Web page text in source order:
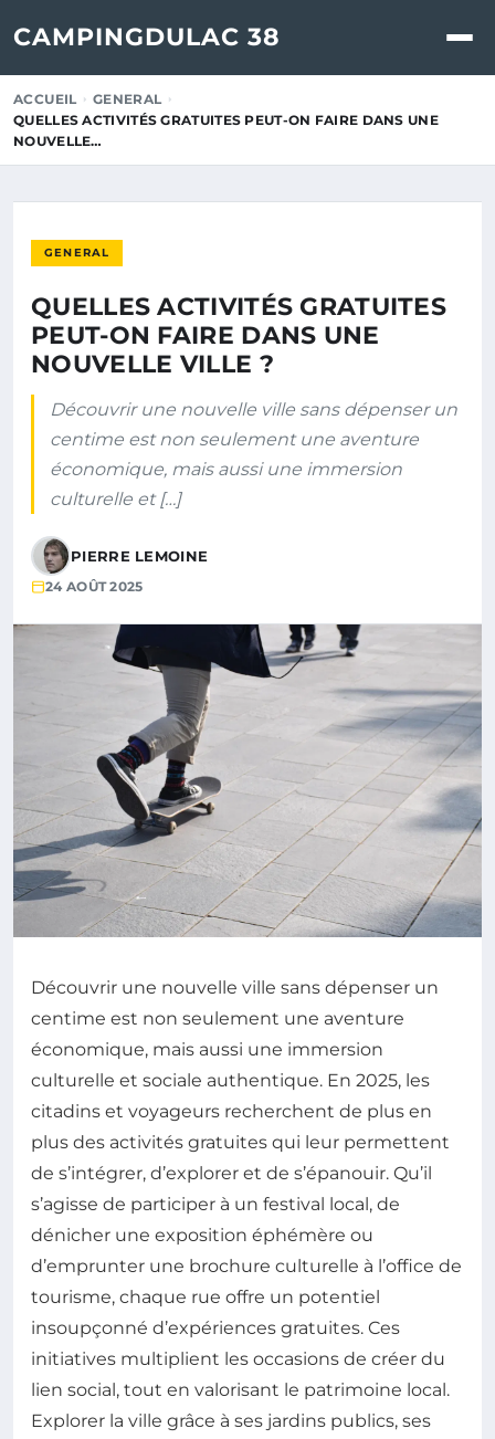
CAMPINGDULAC 38
ACCUEIL
GENERAL
QUELLES ACTIVITÉS GRATUITES PEUT-ON FAIRE DANS UNE
NOUVELLE…
GENERAL
QUELLES ACTIVITÉS GRATUITES
PEUT-ON FAIRE DANS UNE
NOUVELLE VILLE ?
Découvrir une nouvelle ville sans dépenser un
centime est non seulement une aventure
économique, mais aussi une immersion
culturelle et […]
PIERRE LEMOINE
24 AOÛT 2025
Découvrir une nouvelle ville sans dépenser un
centime est non seulement une aventure
économique, mais aussi une immersion
culturelle et sociale authentique. En 2025, les
citadins et voyageurs recherchent de plus en
plus des activités gratuites qui leur permettent
de s’intégrer, d’explorer et de s’épanouir. Qu’il
s’agisse de participer à un festival local, de
dénicher une exposition éphémère ou
d’emprunter une brochure culturelle à l’office de
tourisme, chaque rue offre un potentiel
insoupçonné d’expériences gratuites. Ces
initiatives multiplient les occasions de créer du
lien social, tout en valorisant le patrimoine local.
Explorer la ville grâce à ses jardins publics, ses